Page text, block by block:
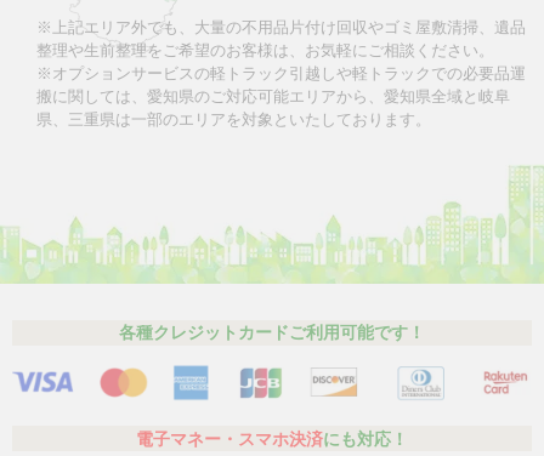
※上記エリア外でも、大量の不用品片付け回収やゴミ屋敷清掃、遺品
整理や生前整理をご希望のお客様は、お気軽にご相談ください。
※オプションサービスの軽トラック引越しや軽トラックでの必要品運
搬に関しては、愛知県のご対応可能エリアから、愛知県全域と岐阜
県、三重県は一部のエリアを対象といたしております。
各種クレジットカードご利用可能です！
電子マネー・スマホ決済にも対応！